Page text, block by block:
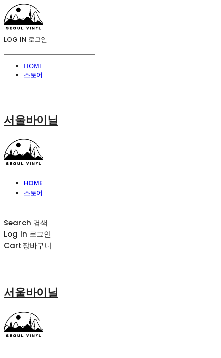
LOG IN 로그인
HOME
스토어
서울바이닐
HOME
스토어
Search 검색
Log In 로그인
Cart장바구니
서울바이닐